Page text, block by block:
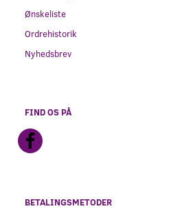
Ønskeliste
Ordrehistorik
Nyhedsbrev
FIND OS PÅ
BETALINGSMETODER